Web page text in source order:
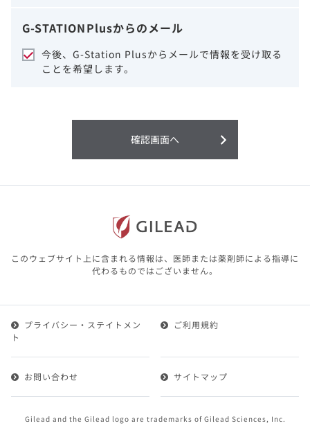
ギリアドは、本サイトのコンテンツについて
細心の注意を払い、正確かつ最新の情報を提
供するように努力をしておりますが、正確
性、確実性、妥当性、有用性、ご利用になら
利用することまたは利用できなかったことよ
り生じる損害については一切の責任を負いか
含む）の情報は、その製品またはその製品の
本サイト内の情報は、医師その他医療関係者
が行なうべきアドバイスやサービスを提供す
るものではありません。本サイトに表示され
ている情報は、決して、医師その他医療関係
1.会員とは、医療関係者の方で、本サービスの利用規約
ービスに登録を申し込みギリアドがこれを承認した方を
いいます。
けることができます。
G-STATIONPlusからのメール
今後、G-Station Plusからメールで情報を受け取る
ことを希望します。
確認画面へ
このウェブサイト上に含まれる情報は、医師または薬剤師による指導に
代わるものではございません。
Gilead and the Gilead logo are trademarks of Gilead Sciences, Inc.
プライバシー・ステイトメン
ト
ご利用規約
お問い合わせ サイトマップ